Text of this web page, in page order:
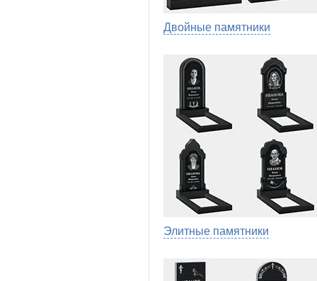
Двойные памятники
Элитные памятники